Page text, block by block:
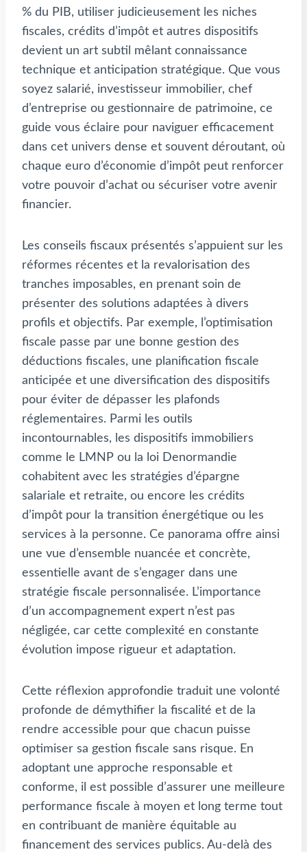
% du PIB, utiliser judicieusement les niches
fiscales, crédits d’impôt et autres dispositifs
devient un art subtil mêlant connaissance
technique et anticipation stratégique. Que vous
soyez salarié, investisseur immobilier, chef
d’entreprise ou gestionnaire de patrimoine, ce
guide vous éclaire pour naviguer efficacement
dans cet univers dense et souvent déroutant, où
chaque euro d’économie d’impôt peut renforcer
votre pouvoir d’achat ou sécuriser votre avenir
financier.
Les conseils fiscaux présentés s’appuient sur les
réformes récentes et la revalorisation des
tranches imposables, en prenant soin de
présenter des solutions adaptées à divers
profils et objectifs. Par exemple, l’optimisation
fiscale passe par une bonne gestion des
déductions fiscales, une planification fiscale
anticipée et une diversification des dispositifs
pour éviter de dépasser les plafonds
réglementaires. Parmi les outils
incontournables, les dispositifs immobiliers
comme le LMNP ou la loi Denormandie
cohabitent avec les stratégies d’épargne
salariale et retraite, ou encore les crédits
d’impôt pour la transition énergétique ou les
services à la personne. Ce panorama offre ainsi
une vue d’ensemble nuancée et concrète,
essentielle avant de s’engager dans une
stratégie fiscale personnalisée. L’importance
d’un accompagnement expert n’est pas
négligée, car cette complexité en constante
évolution impose rigueur et adaptation.
Cette réflexion approfondie traduit une volonté
profonde de démythifier la fiscalité et de la
rendre accessible pour que chacun puisse
optimiser sa gestion fiscale sans risque. En
adoptant une approche responsable et
conforme, il est possible d’assurer une meilleure
performance fiscale à moyen et long terme tout
en contribuant de manière équitable au
financement des services publics. Au-delà des